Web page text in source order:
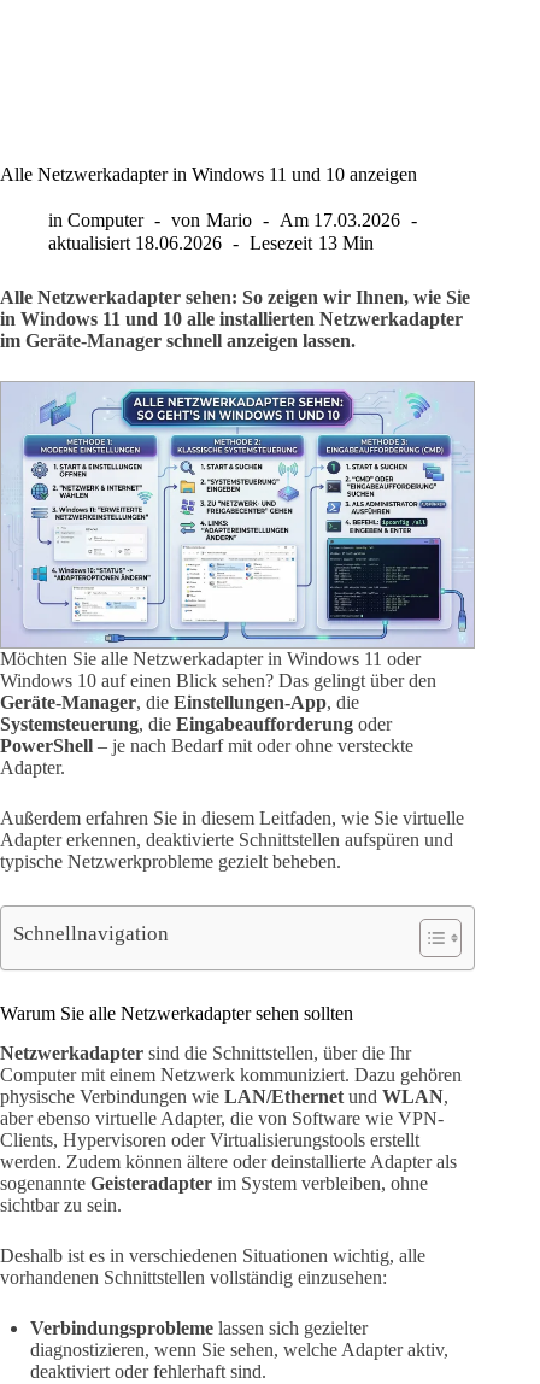
Alle Netzwerkadapter in Windows 11 und 10 anzeigen
in Computer von Mario Am 17.03.2026
aktualisiert 18.06.2026 Lesezeit 13 Min
Alle Netzwerkadapter sehen: So zeigen wir Ihnen, wie Sie
in Windows 11 und 10 alle installierten Netzwerkadapter
im Geräte-Manager schnell anzeigen lassen.
Möchten Sie alle Netzwerkadapter in Windows 11 oder
Windows 10 auf einen Blick sehen? Das gelingt über den
Geräte-Manager, die Einstellungen-App, die
Systemsteuerung, die Eingabeaufforderung oder
PowerShell – je nach Bedarf mit oder ohne versteckte
Adapter.
Außerdem erfahren Sie in diesem Leitfaden, wie Sie virtuelle
Adapter erkennen, deaktivierte Schnittstellen aufspüren und
typische Netzwerkprobleme gezielt beheben.
Schnellnavigation
Warum Sie alle Netzwerkadapter sehen sollten
Netzwerkadapter sind die Schnittstellen, über die Ihr
Computer mit einem Netzwerk kommuniziert. Dazu gehören
physische Verbindungen wie LAN/Ethernet und WLAN,
aber ebenso virtuelle Adapter, die von Software wie VPN-
Clients, Hypervisoren oder Virtualisierungstools erstellt
werden. Zudem können ältere oder deinstallierte Adapter als
sogenannte Geisteradapter im System verbleiben, ohne
sichtbar zu sein.
Deshalb ist es in verschiedenen Situationen wichtig, alle
vorhandenen Schnittstellen vollständig einzusehen:
Verbindungsprobleme lassen sich gezielter
diagnostizieren, wenn Sie sehen, welche Adapter aktiv,
deaktiviert oder fehlerhaft sind.